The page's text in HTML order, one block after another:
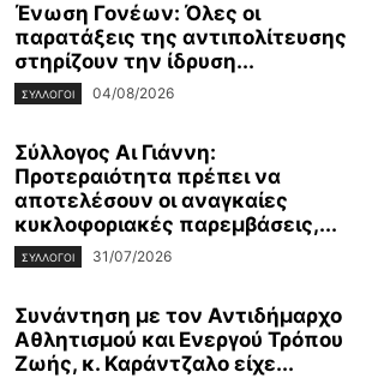
Ένωση Γονέων: Όλες οι
παρατάξεις της αντιπολίτευσης
στηρίζουν την ίδρυση...
ΣΥΛΛΟΓΟΙ 04/08/2026
Σύλλογος Αι Γιάννη:
Προτεραιότητα πρέπει να
αποτελέσουν οι αναγκαίες
κυκλοφοριακές παρεμβάσεις,...
ΣΥΛΛΟΓΟΙ 31/07/2026
Συνάντηση με τον Αντιδήμαρχο
Αθλητισμού και Ενεργού Τρόπου
Ζωής, κ. Καράντζαλο είχε...